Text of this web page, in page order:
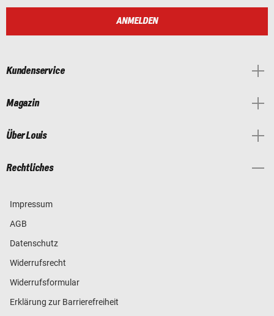
ANMELDEN
Kundenservice
Magazin
Über Louis
Rechtliches
Impressum
AGB
Datenschutz
Widerrufsrecht
Widerrufsformular
Erklärung zur Barrierefreiheit